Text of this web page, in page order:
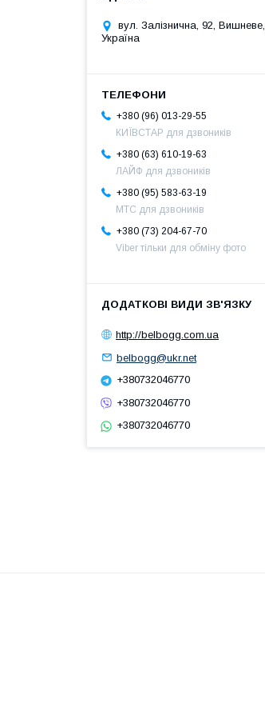
вул. Залізнична, 92, Вишневе,
Україна
+380 (96) 013-29-55
КИЇВСТАР для дзвоників
+380 (63) 610-19-63
ЛАЙФ для дзвоників
+380 (95) 583-63-19
МТС для дзвоників
+380 (73) 204-67-70
Viber тільки для обміну фото
http://belbogg.com.ua
belbogg@ukr.net
+380732046770
+380732046770
+380732046770